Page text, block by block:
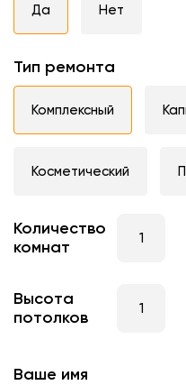
Да Нет
Тип ремонта
Комплексный
Косметический
Количество
комнат
Высота
потолков
Ваше имя